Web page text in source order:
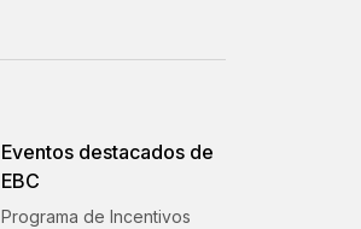
Eventos destacados de
EBC
Programa de Incentivos